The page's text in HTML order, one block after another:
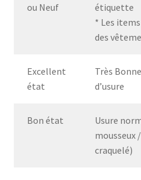
ou Neuf
étiquette
* Les
des
Excellent
état
Très
d’usure
Bon état
Usure
mousseux
craquelé)